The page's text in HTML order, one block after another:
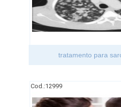
tratamento para
Cod.:12999